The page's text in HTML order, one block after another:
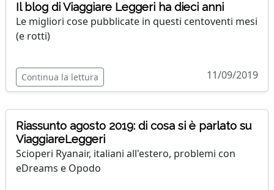
Il blog di Viaggiare Leggeri ha dieci anni
Le migliori cose pubblicate in questi centoventi mesi
(e rotti)
Continua la lettura 11/09/2019
Riassunto agosto 2019: di cosa si è parlato su
ViaggiareLeggeri
Scioperi Ryanair, italiani all'estero, problemi con
eDreams e Opodo